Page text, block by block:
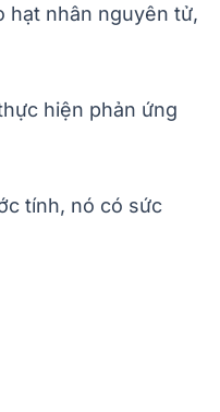
hạt nhân nguyên tử,
hiện phản ứng
tính, nó có sức